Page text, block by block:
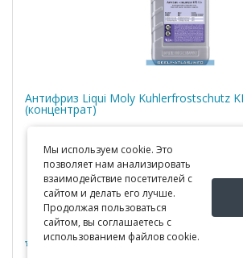
Мы используем cookie. Это
позволяет нам анализировать
взаимодействие посетителей с
сайтом и делать его лучше.
Продолжая пользоваться
сайтом, вы соглашаетесь с
использованием файлов cookie.
Антифриз Liqui Moly Kuhlerfrostschutz
(концентрат)
0
Узнать